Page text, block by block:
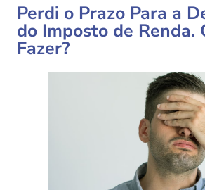
Perdi o Prazo Para a
do Imposto de Renda.
Fazer?